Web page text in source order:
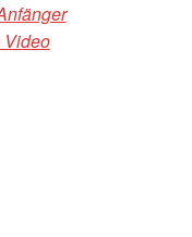
Video